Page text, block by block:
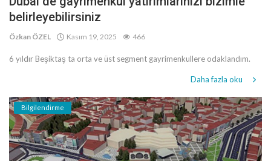
belirleyebilirsiniz
Özkan ÖZEL Kasım 19, 2025 466
6 yıldır Beşiktaş ta orta ve üst segment gayrimenkullere odaklandım.
Daha fazla oku
Bilgilendirme